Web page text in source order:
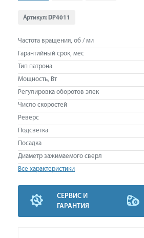
Артикул: DP4011
Частота вращения, об / ми
Гарантийный срок, мес
Тип патрона
Мощность, Вт
Регулировка оборотов элек
Число скоростей
Реверс
Подсветка
Посадка
Диаметр зажимаемого сверл
Все характеристики
СЕРВИС И
ГАРАНТИЯ